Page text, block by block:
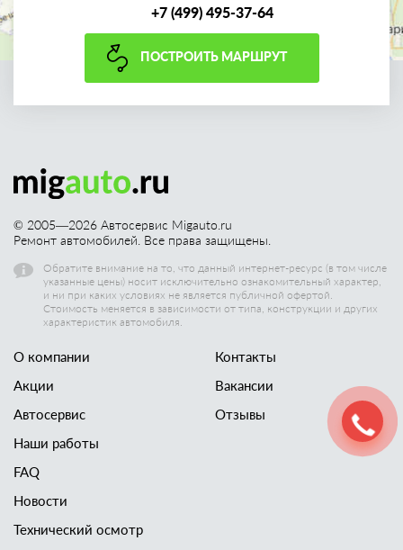
+7 (499) 495-37-64
ПОСТРОИТЬ МАРШРУТ
© 2005—2026 Автосервис Migauto.ru
Ремонт автомобилей. Все права защищены.
Обратите внимание на то, что данный интернет-ресурс (в том числе
указанные цены) носит исключительно ознакомительный характер,
и ни при каких условиях не является публичной офертой.
Стоимость меняется в зависимости от типа, конструкции и других
характеристик автомобиля.
О компании
Акции
Автосервис
Наши работы
Контакты
Вакансии
Отзывы
FAQ
Новости
Технический осмотр